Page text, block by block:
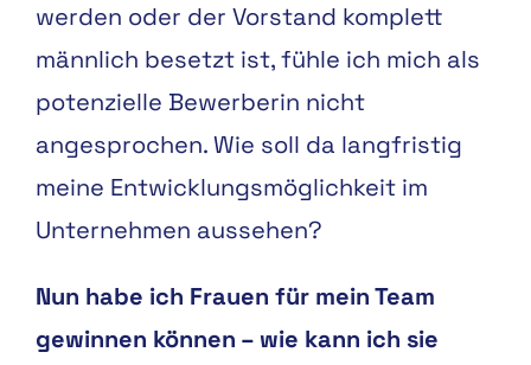
werden oder der Vorstand komplett
männlich besetzt ist, fühle ich mich als
potenzielle Bewerberin nicht
angesprochen. Wie soll da langfristig
meine Entwicklungsmöglichkeit im
Unternehmen aussehen?
Nun habe ich Frauen für mein Team
gewinnen können – wie kann ich sie